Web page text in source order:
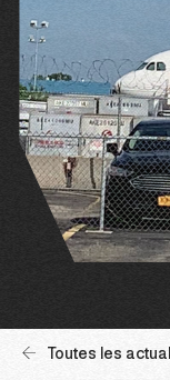
Toutes les